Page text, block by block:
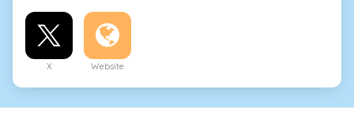
X Website